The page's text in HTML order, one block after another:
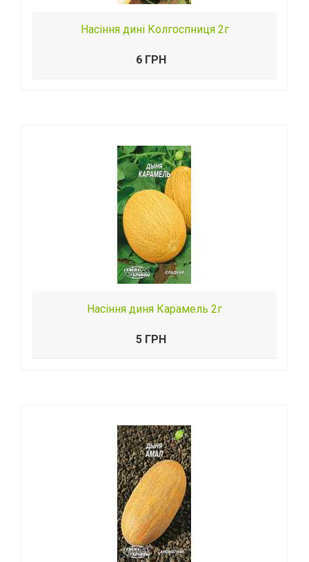
Насіння дині Колгоспниця 2г
6 ГРН
Насіння диня Карамель 2г
5 ГРН